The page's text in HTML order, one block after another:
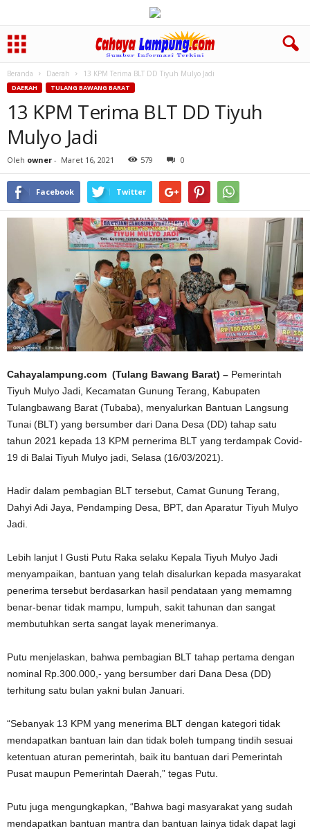
Beranda Daerah 13 KPM Terima BLT DD Tiyuh Mulyo Jadi
DAERAH TULANG BAWANG BARAT
13 KPM Terima BLT DD Tiyuh
Mulyo Jadi
Oleh owner - Maret 16, 2021 579 0
Facebook Twitter
Cahayalampung.com (Tulang Bawang Barat) – Pemerintah
Tiyuh Mulyo Jadi, Kecamatan Gunung Terang, Kabupaten
Tulangbawang Barat (Tubaba), menyalurkan Bantuan Langsung
Tunai (BLT) yang bersumber dari Dana Desa (DD) tahap satu
tahun 2021 kepada 13 KPM pernerima BLT yang terdampak Covid-
19 di Balai Tiyuh Mulyo jadi, Selasa (16/03/2021).
Hadir dalam pembagian BLT tersebut, Camat Gunung Terang,
Dahyi Adi Jaya, Pendamping Desa, BPT, dan Aparatur Tiyuh Mulyo
Jadi.
Lebih lanjut I Gusti Putu Raka selaku Kepala Tiyuh Mulyo Jadi
menyampaikan, bantuan yang telah disalurkan kepada masyarakat
penerima tersebut berdasarkan hasil pendataan yang memamng
benar-benar tidak mampu, lumpuh, sakit tahunan dan sangat
membutuhkan serta sangat layak menerimanya.
Putu menjelaskan, bahwa pembagian BLT tahap pertama dengan
nominal Rp.300.000,- yang bersumber dari Dana Desa (DD)
terhitung satu bulan yakni bulan Januari.
“Sebanyak 13 KPM yang menerima BLT dengan kategori tidak
mendapatkan bantuan lain dan tidak boleh tumpang tindih sesuai
ketentuan aturan pemerintah, baik itu bantuan dari Pemerintah
Pusat maupun Pemerintah Daerah,” tegas Putu.
Putu juga mengungkapkan, “Bahwa bagi masyarakat yang sudah
mendapatkan bantuan mantra dan bantuan lainya tidak dapat lagi